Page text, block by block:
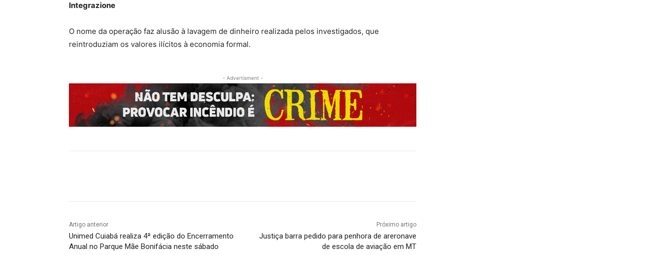
Integrazione
O nome da operação faz alusão à lavagem de dinheiro realizada pelos investigados, que
reintroduziam os valores ilícitos à economia formal.
- Advertisment -
Artigo anterior
Unimed Cuiabá realiza 4ª edição do Encerramento
Anual no Parque Mãe Bonifácia neste sábado
Próximo artigo
Justiça barra pedido para penhora de areronave
de escola de aviação em MT